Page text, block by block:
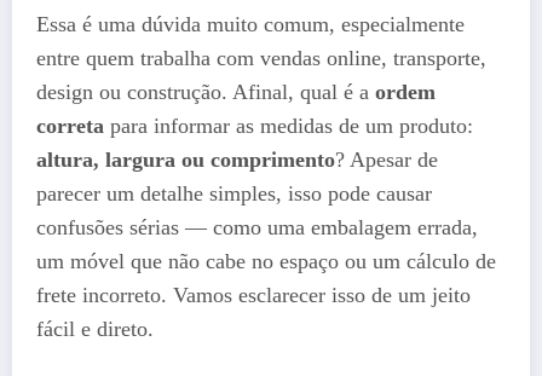
Essa é uma dúvida muito comum, especialmente
entre quem trabalha com vendas online, transporte,
design ou construção. Afinal, qual é a ordem
correta para informar as medidas de um produto:
altura, largura ou comprimento? Apesar de
parecer um detalhe simples, isso pode causar
confusões sérias — como uma embalagem errada,
um móvel que não cabe no espaço ou um cálculo de
frete incorreto. Vamos esclarecer isso de um jeito
fácil e direto.